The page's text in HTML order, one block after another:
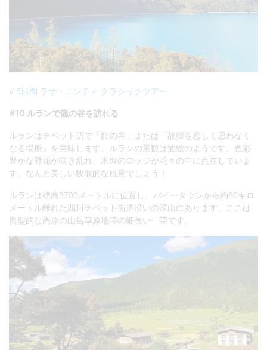
√ 5日間 ラサ・ニンティ クラシックツアー
#10 ルランで龍の谷を訪れる
ルランはチベット語で「龍の谷」または「故郷を恋しく思わなく
なる場所」を意味します。ルランの景観は油絵のようです。色彩
豊かな野花が咲き乱れ、木造のロッジが花々の中に点在していま
す。なんと美しい牧歌的な風景でしょう！
ルランは標高3700メートルに位置し、バイータウンから約80キロ
メートル離れた四川チベット街道沿いの深山にあります。ここは
典型的な高原の山岳草原地帯の細長い一帯です。